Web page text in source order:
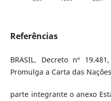
Referências
BRASIL. Decreto nº
Promulga a Carta das
parte integrante o anexo